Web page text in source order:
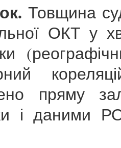
Товщина
ОКТ у
пряму
і даними